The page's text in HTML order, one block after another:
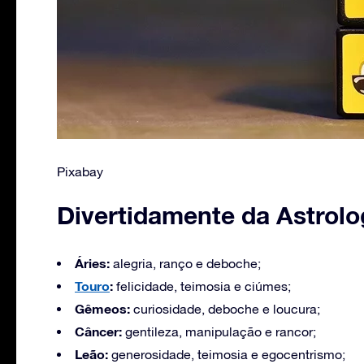
Pixabay
Divertidamente da
Áries: alegria, ranço e deboche;
Touro: felicidade, teimosia e ciúmes;
Gêmeos: curiosidade, deboche e loucura;
Câncer: gentileza, manipulação e rancor;
Leão: generosidade, teimosia e egocentrismo;